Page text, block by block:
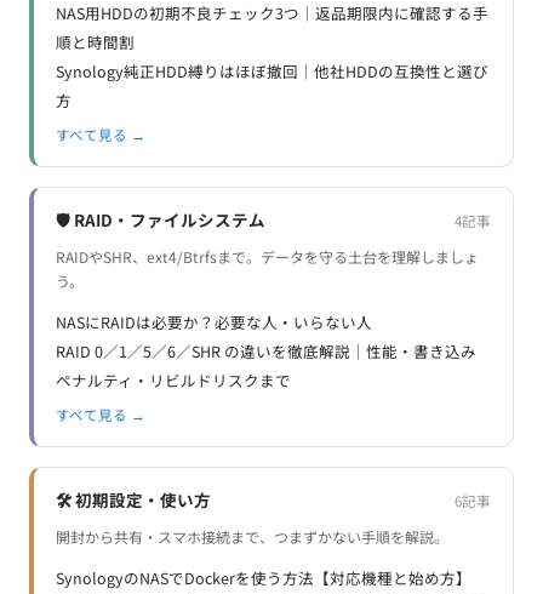
NAS用HDDの初期不良チェック3つ｜返品期限内に確認する手
順と時間割
Synology純正HDD縛りはほぼ撤回｜他社HDDの互換性と選び
方
すべて見る →
🛡️ RAID・ファイルシステム 4記事
RAIDやSHR、ext4/Btrfsまで。データを守る土台を理解しましょ
う。
NASにRAIDは必要か？必要な人・いらない人
RAID 0／1／5／6／SHR の違いを徹底解説｜性能・書き込み
ペナルティ・リビルドリスクまで
すべて見る →
🛠️ 初期設定・使い方 6記事
開封から共有・スマホ接続まで、つまずかない手順を解説。
SynologyのNASでDockerを使う方法【対応機種と始め方】